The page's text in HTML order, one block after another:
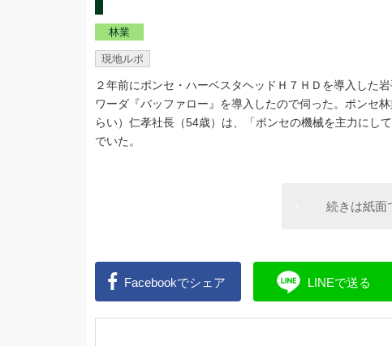
林業
現地ルポ
２年前にポンセ・ハーベスタヘッドＨ７ＨＤを導入した
ワーダ『バッファロー』を導入したので伺った。ポンセ
らい）仁孝社長（54歳）は、「ポンセの機械を主力にし
でいた。
続きは紙面
Facebookでシェア LINEで送る